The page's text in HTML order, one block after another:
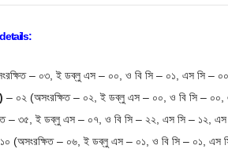
– ০৩, ই ডব্লু এস – ০০, ও বি সি – ০১, এস সি –
– ০২ (অসংরক্ষিত – ০২, ই ডব্লু এস – ০০, ও বি সি –
– ৩৫, ই ডব্লু এস – ০৭, ও বি সি – ২২, এস সি – ১২, এস
(অসংরক্ষিত – ০৬, ই ডব্লু এস – ০১, ও বি সি – ০১, এস